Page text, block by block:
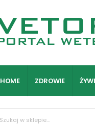
HOME ZDROWIE